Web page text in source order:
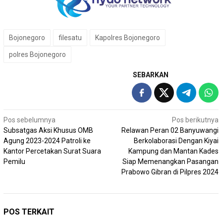
Bojonegoro filesatu Kapolres Bojonegoro
polres Bojonegoro
SEBARKAN
Navigasi
pos
Pos sebelumnya
Subsatgas Aksi Khusus OMB
Agung 2023-2024 Patroli ke
Kantor Percetakan Surat Suara
Pemilu
Pos berikutnya
Relawan Peran 02 Banyuwangi
Berkolaborasi Dengan Kiyai
Kampung dan Mantan Kades
Siap Memenangkan Pasangan
Prabowo Gibran di Pilpres 2024
POS TERKAIT